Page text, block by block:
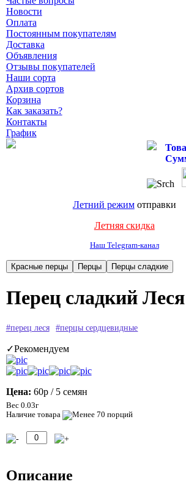
Новости
Оплата
Постоянным покупателям
Доставка
Объявления
Отзывы покупателей
Наши сорта
Архив сортов
Корзина
Как заказать?
Контакты
График
Летний режимотправки
Летняя скидка
Наш Telegram-канал
Перец сладкий
#перец леся #перцы сердцевидные
✓Рекомендуем
Цена: 60р / 5 семян
Вес 0.03г
Наличие товара
Описание